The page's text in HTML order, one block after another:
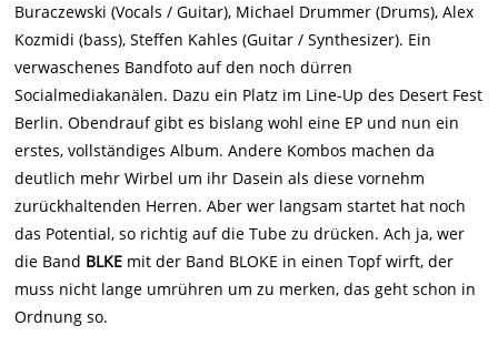
Buraczewski (Vocals / Guitar), Michael Drummer (Drums), Alex
Kozmidi (bass), Steffen Kahles (Guitar / Synthesizer). Ein
verwaschenes Bandfoto auf den noch dürren
Socialmediakanälen. Dazu ein Platz im Line-Up des Desert Fest
Berlin. Obendrauf gibt es bislang wohl eine EP und nun ein
erstes, vollständiges Album. Andere Kombos machen da
deutlich mehr Wirbel um ihr Dasein als diese vornehm
zurückhaltenden Herren. Aber wer langsam startet hat noch
das Potential, so richtig auf die Tube zu drücken. Ach ja, wer
die Band BLKE mit der Band BLOKE in einen Topf wirft, der
muss nicht lange umrühren um zu merken, das geht schon in
Ordnung so.